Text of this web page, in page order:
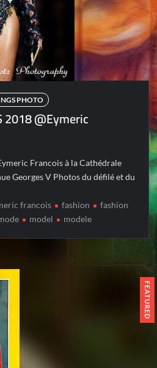
PHOTO
2018 @Eymeric
Francois à la Cathédrale
Georges V Photos du défilé et du
francois fashion
fashion
model modele
FEATURED